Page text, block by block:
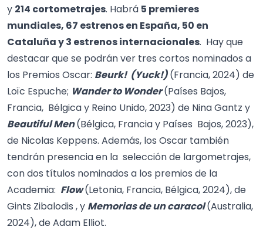
y 214 cortometrajes. Habrá 5 premieres
mundiales, 67 estrenos en España, 50 en
Cataluña y 3 estrenos internacionales. Hay que
destacar que se podrán ver tres cortos nominados a
los Premios Oscar: Beurk! (Yuck!)(Francia, 2024) de
Loïc Espuche; Wander to Wonder(Países Bajos,
Francia, Bélgica y Reino Unido, 2023) de Nina Gantz y
Beautiful Men(Bélgica, Francia y Países Bajos, 2023),
de Nicolas Keppens. Además, los Oscar también
tendrán presencia en la selección de largometrajes,
con dos títulos nominados a los premios de la
Academia: Flow(Letonia, Francia, Bélgica, 2024), de
Gints Zibalodis , y Memorias de un caracol(Australia,
2024), de Adam Elliot.